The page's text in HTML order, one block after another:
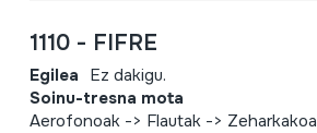
1110 - FIFRE
Egilea Ez dakigu.
Soinu-tresna mota
Aerofonoak -> Flautak -> Zeharkakoa